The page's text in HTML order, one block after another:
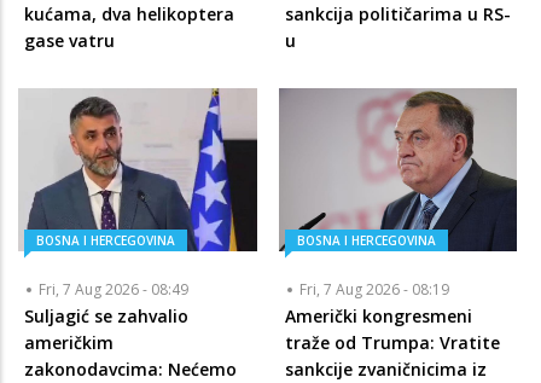
kućama, dva helikoptera
gase vatru
sankcija političarima u RS-
u
BOSNA I HERCEGOVINA
Fri, 7 Aug 2026 - 08:49
Suljagić se zahvalio
američkim
zakonodavcima: Nećemo
BOSNA I HERCEGOVINA
Fri, 7 Aug 2026 - 08:19
Američki kongresmeni
traže od Trumpa: Vratite
sankcije zvaničnicima iz